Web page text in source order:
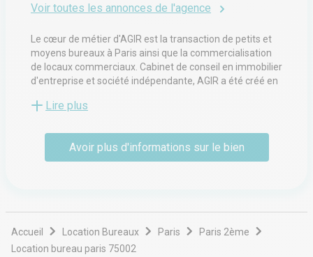
Voir toutes les annonces de l'agence
Le cœur de métier d'AGIR est la transaction de petits et
moyens bureaux à Paris ainsi que la commercialisation
de locaux commerciaux. Cabinet de conseil en immobilier
d'entreprise et société indépendante, AGIR a été créé en
leurs développements et de leur stratégie immobilière.
engagement personnel fort de la part des collaborateurs.
Lire plus
Avoir plus d'informations sur le bien
Accueil Location Bureaux Paris
Paris 2ème
Location bureau paris 75002